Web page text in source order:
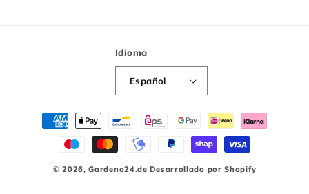
Idioma
Español
Métodos
© 2026,Gardeno24.de Desarrollado por Shopify